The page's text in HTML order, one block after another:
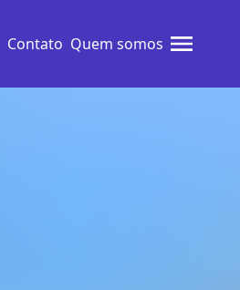
Contato Quem somos